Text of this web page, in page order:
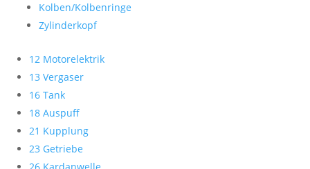
Kolben/Kolbenringe
Zylinderkopf
12 Motorelektrik
13 Vergaser
16 Tank
18 Auspuff
21 Kupplung
23 Getriebe